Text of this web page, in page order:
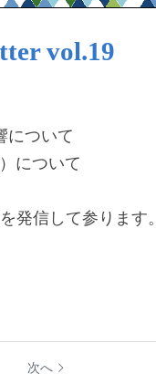
vol.19
について
について
発信して参ります。
次へ